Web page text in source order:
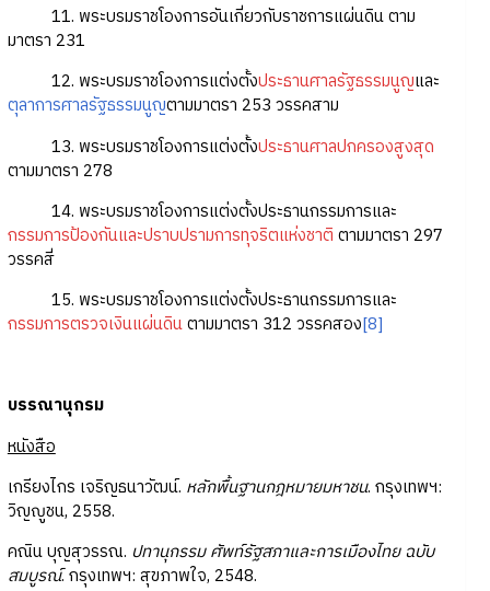
11. พระบรมราชโองการอันเกี่ยวกับราชการแผ่นดิน ตาม
มาตรา 231
12. พระบรมราชโองการแต่งตั้งประธานศาลรัฐธรรมนูญและ
ตุลาการศาลรัฐธรรมนูญตามมาตรา 253 วรรคสาม
13. พระบรมราชโองการแต่งตั้งประธานศาลปกครองสูงสุด
ตามมาตรา 278
14. พระบรมราชโองการแต่งตั้งประธานกรรมการและ
กรรมการป้องกันและปราบปรามการทุจริตแห่งชาติ ตามมาตรา 297
วรรคสี่
15. พระบรมราชโองการแต่งตั้งประธานกรรมการและ
กรรมการตรวจเงินแผ่นดินตามมาตรา 312 วรรคสอง[8]
บรรณานุกรม
หนังสือ
เกรียงไกร เจริญธนาวัฒน์. หลักพื้นฐานกฎหมายมหาชน. กรุงเทพฯ:
วิญญูชน, 2558.
คณิน บุญสุวรรณ. ปทานุกรรม ศัพท์รัฐสภาและการเมืองไทย ฉบับ
สมบูรณ์. กรุงเทพฯ: สุขภาพใจ, 2548.